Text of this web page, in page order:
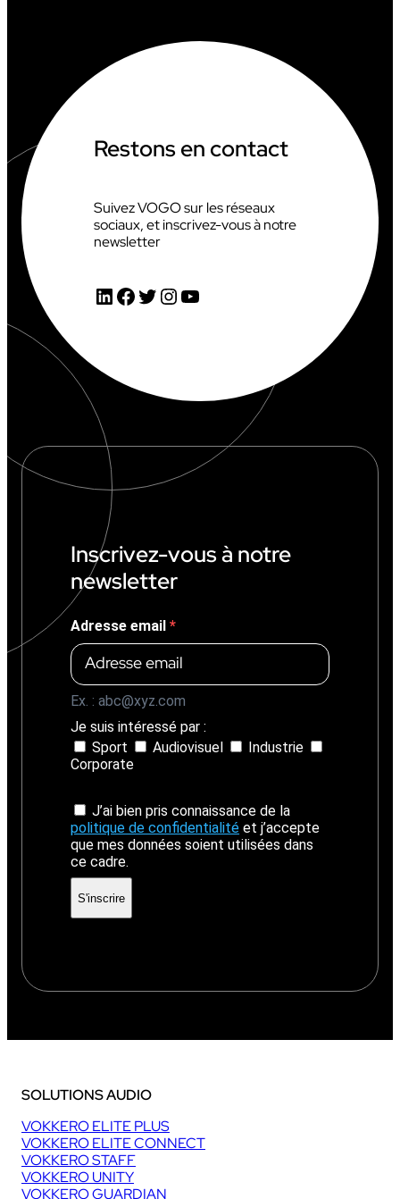
Restons en contact
Suivez VOGO sur les réseaux
sociaux, et inscrivez-vous à notre
newsletter
LinkedIn Facebook Twitter InstagramYouTube
Inscrivez-vous à notre
newsletter
Adresse email
Ex. : abc@xyz.com
Je suis intéressé par :
Sport
Audiovisuel
Industrie
Corporate
J’ai bien pris connaissance de la
politique de confidentialité et j’accepte
que mes données soient utilisées dans
ce cadre.
SOLUTIONS AUDIO
VOKKERO ELITE PLUS
VOKKERO ELITE CONNECT
VOKKERO STAFF
VOKKERO UNITY
VOKKERO GUARDIAN